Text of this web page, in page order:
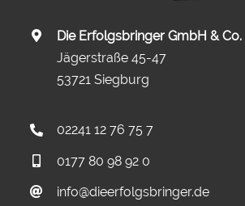
Die Erfolgsbringer GmbH & Co.
Jägerstraße 45-47
53721 Siegburg
02241 12 76 75 7
0177 80 98 92 0
info@dieerfolgsbringer.de